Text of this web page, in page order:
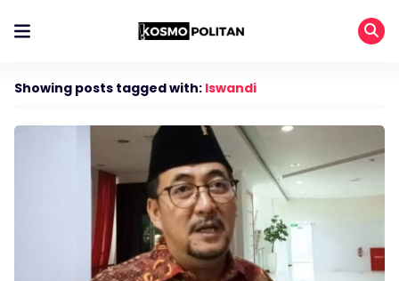
Showing posts tagged with: Iswandi